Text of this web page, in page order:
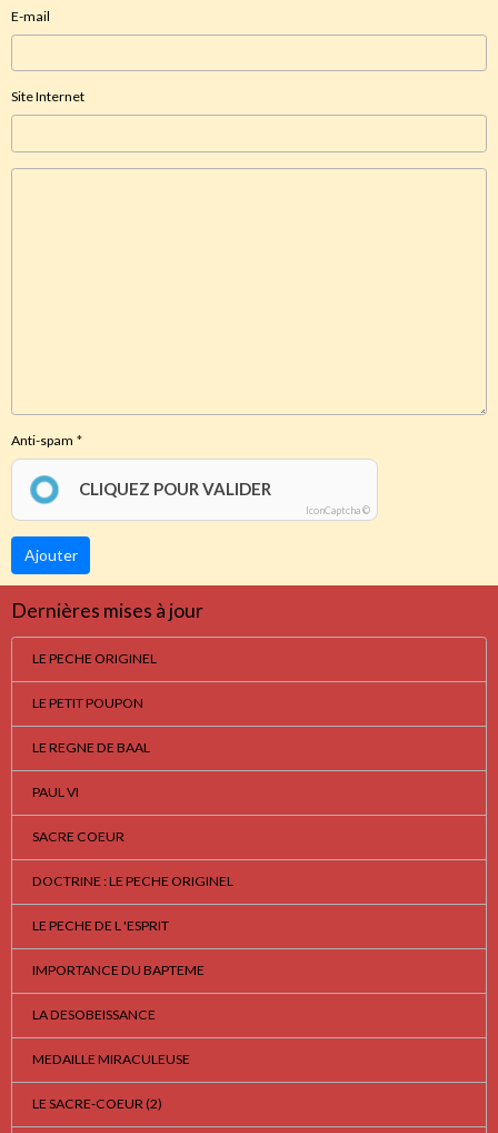
E-mail
Site Internet
Anti-spam
CLIQUEZ POUR VALIDER
IconCaptcha ©
Ajouter
Dernières mises à jour
LE PECHE ORIGINEL
LE PETIT POUPON
LE REGNE DE BAAL
PAUL VI
SACRE COEUR
DOCTRINE : LE PECHE ORIGINEL
LE PECHE DE L 'ESPRIT
IMPORTANCE DU BAPTEME
LA DESOBEISSANCE
MEDAILLE MIRACULEUSE
LE SACRE-COEUR (2)